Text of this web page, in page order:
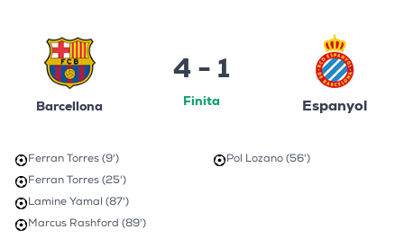
Barcellona
4 - 1
Finita Espanyol
Ferran Torres (9')
Ferran Torres (25')
Lamine Yamal (87')
Marcus Rashford (89')
Pol Lozano (56')